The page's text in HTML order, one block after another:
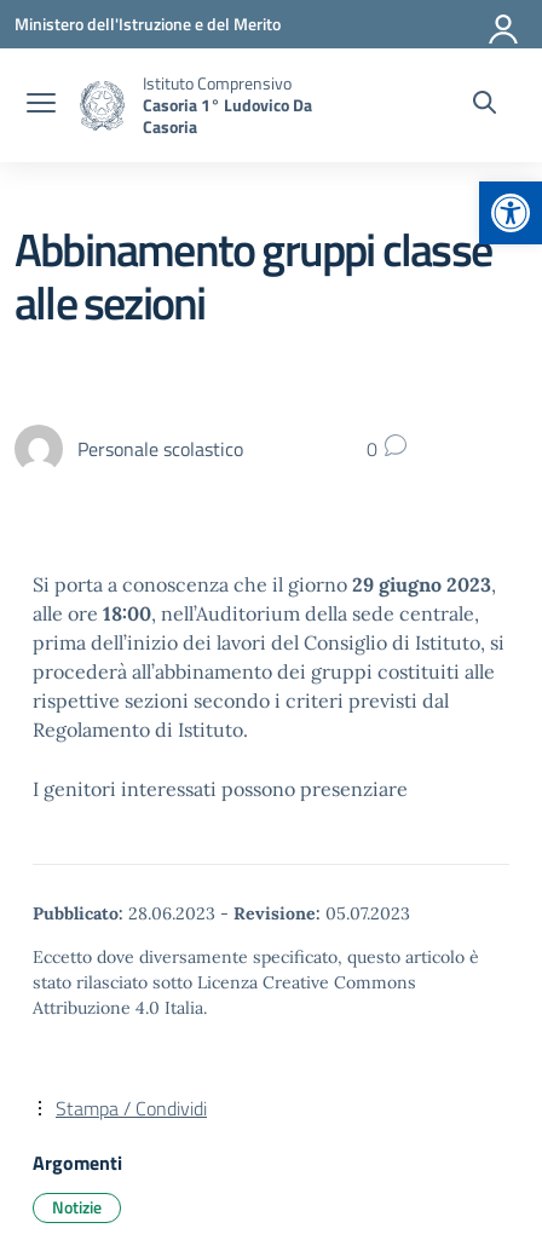
Vai ai contenuti
Vai al menu di navigazione
Vai al footer
Ministero dell'Istruzione e del Merito
Istituto Comprensivo
Casoria 1° Ludovico Da
Casoria
Abbinamento gruppi classe
alle sezioni
Personale scolastico 0
Si porta a conoscenza che il giorno 29 giugno 2023,
alle ore 18:00, nell’Auditorium della sede centrale,
prima dell’inizio dei lavori del Consiglio di Istituto, si
procederà all’abbinamento dei gruppi costituiti alle
rispettive sezioni secondo i criteri previsti dal
Regolamento di Istituto.
I genitori interessati possono presenziare
Pubblicato: 28.06.2023 - Revisione: 05.07.2023
Eccetto dove diversamente specificato, questo articolo è
stato rilasciato sotto Licenza Creative Commons
Attribuzione 4.0 Italia.
Stampa / Condividi
Argomenti
Notizie